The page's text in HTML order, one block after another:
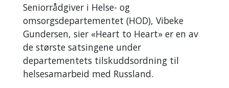
Seniorrådgiver i Helse- og
omsorgsdepartementet (HOD), Vibeke
Gundersen, sier «Heart to Heart» er en av
de største satsingene under
departementets tilskuddsordning til
helsesamarbeid med Russland.